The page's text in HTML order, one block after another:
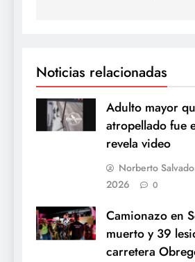
Noticias relacionadas
Adulto mayor
atropellado fue
revela video
Norberto
2026
0
Camionazo en
muerto y 39
carretera